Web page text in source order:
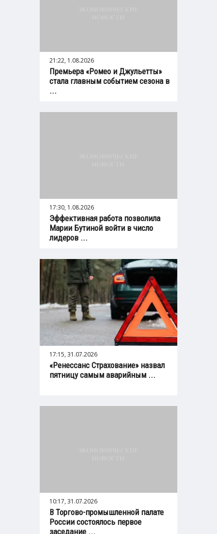
21:22, 1.08.2026
Премьера «Ромео и Джульетты»
стала главным событием сезона в
...
17:30, 1.08.2026
Эффективная работа позволила
Марии Бутиной войти в число
лидеров ...
17:15, 31.07.2026
«Ренессанс Страхование» назвал
пятницу самым аварийным ...
10:17, 31.07.2026
В Торгово-промышленной палате
России состоялось первое
заседание ...